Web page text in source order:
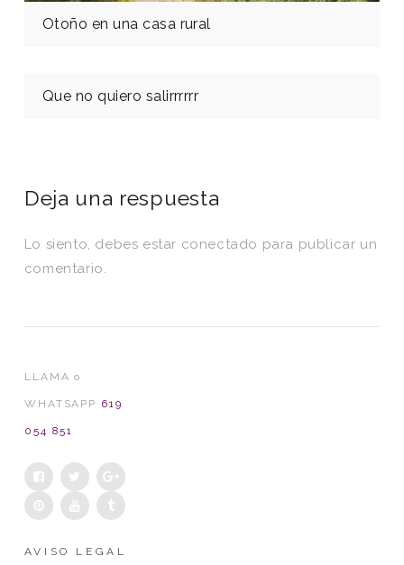
Otoño en una casa rural
Que no quiero salirrrrrr
Deja una respuesta
Lo siento, debes estar conectado para publicar un
comentario.
LLAMA o
WHATSAPP 619
054 851
AVISO LEGAL